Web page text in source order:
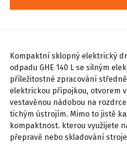
Kompaktní sklopný elektrický
odpadu GHE 140 L se silným
příležitostné zpracování
elektrickou přípojkou, otvorem
vestavěnou nádobou na
tichým ústrojím. Mimo to jistě
kompaktnost. kterou využijete
přepravě nebo skladování stroje.